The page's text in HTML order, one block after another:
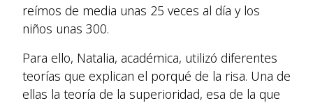
reímos de media unas 25 veces al día y los
niños unas 300.
Para ello, Natalia, académica, utilizó diferentes
teorías que explican el porqué de la risa. Una de
ellas la teoría de la superioridad, esa de la que